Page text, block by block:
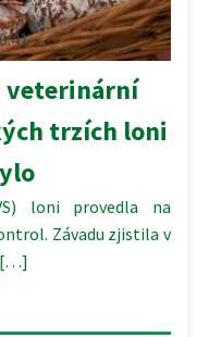
veterinární
trzích loni
loni provedla na
Závadu zjistila v
[…]